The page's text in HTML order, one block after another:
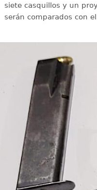
siete casquillos y un
serán comparados con